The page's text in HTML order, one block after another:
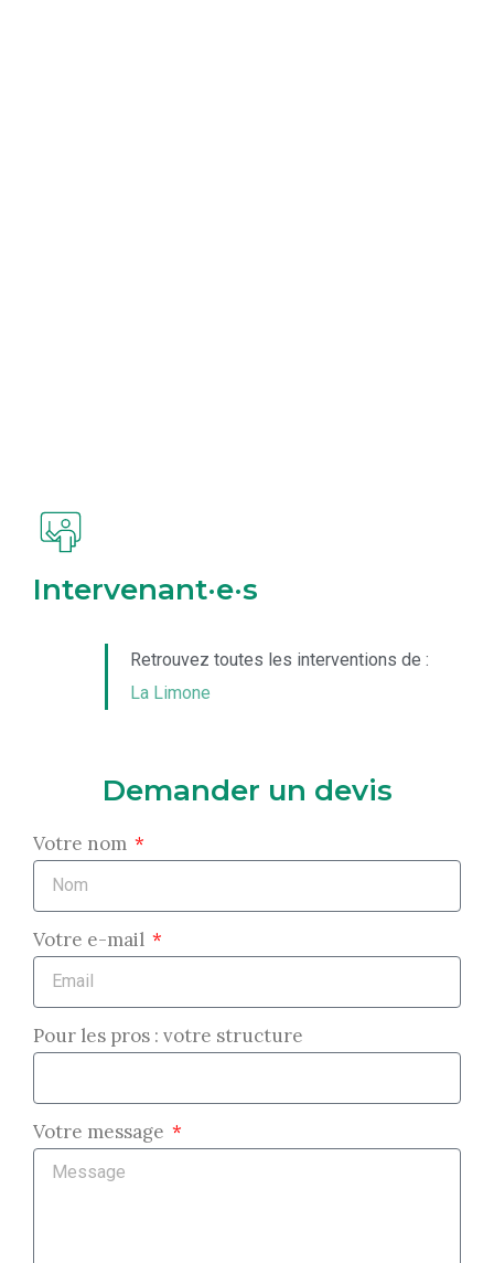
Intervenant·e·s
Retrouvez toutes les interventions de :
La Limone
Demander un devis
Votre nom
Votre e-mail
Pour les pros : votre structure
Votre message